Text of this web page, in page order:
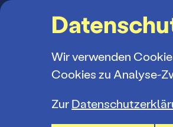
Wir verwenden
Cookies zu Analyse-
Zur